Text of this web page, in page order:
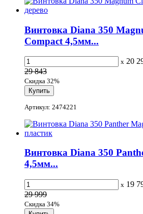
Винтовка Diana 350
Compact 4,5мм...
x 20
29 843
Скидка 32%
Артикул: 2474221
Винтовка Diana 350
4,5мм...
x 19
29 999
Скидка 34%